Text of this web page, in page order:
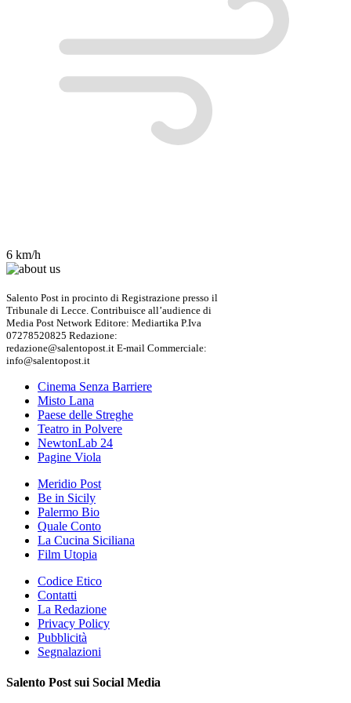
6 km/h
Salento Post in procinto di Registrazione presso il
Tribunale di Lecce. Contribuisce all’audience di
Media Post Network Editore: Mediartika P.Iva
07278520825 Redazione:
redazione@salentopost.it E-mail Commerciale:
info@salentopost.it
Cinema Senza Barriere
Misto Lana
Paese delle Streghe
Teatro in Polvere
NewtonLab 24
Pagine Viola
Meridio Post
Be in Sicily
Palermo Bio
Quale Conto
La Cucina Siciliana
Film Utopia
Codice Etico
Contatti
La Redazione
Privacy Policy
Pubblicità
Segnalazioni
Salento Post sui Social Media